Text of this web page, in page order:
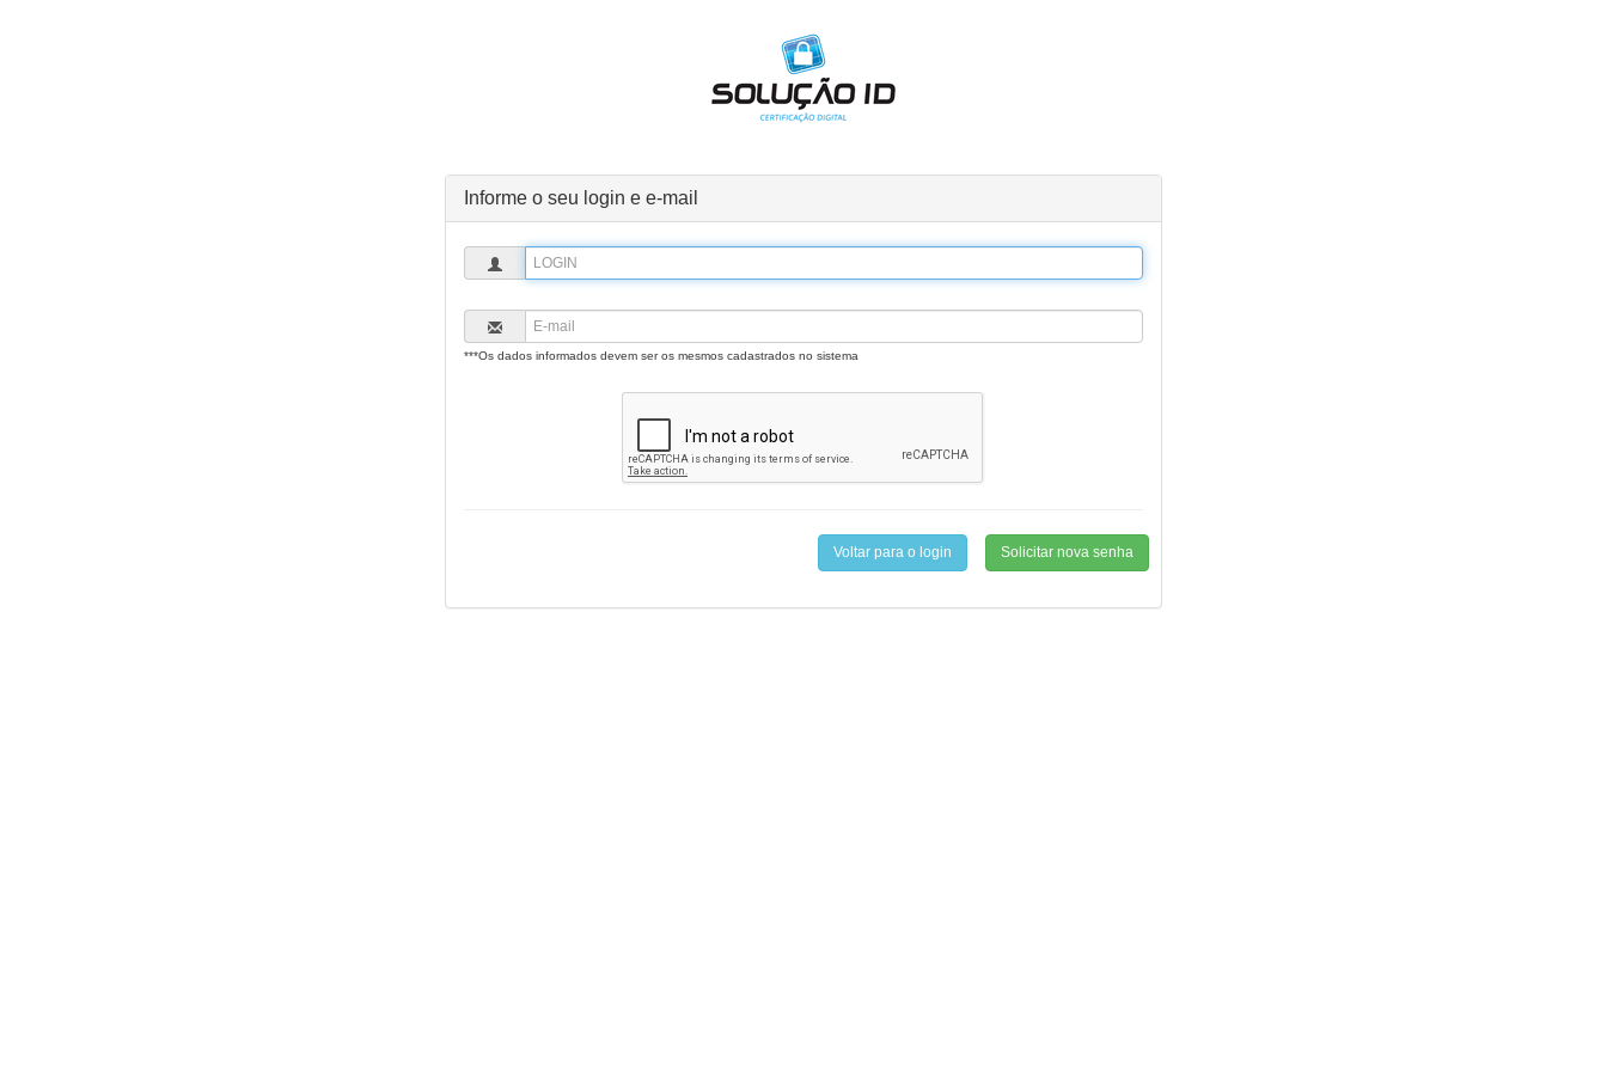
Informe o seu login e e-mail
***Os dados informados devem ser os mesmos cadastrados no sistema